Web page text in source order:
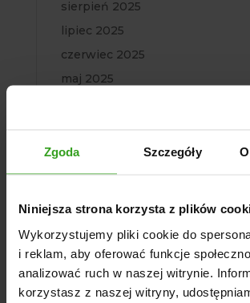
Zgoda Szczegóły
Niniejsza strona korzysta z plików
Wykorzystujemy pliki cookie do
i reklam, aby oferować funkcje
analizować ruch w naszej witrynie.
korzystasz z naszej witryny,
sierpień 2025
lipiec 2025
czerwiec 2025
maj 2025
luty 2025
styczeń 2025
wrzesień 2024
sierpień 2024
lipiec 2024